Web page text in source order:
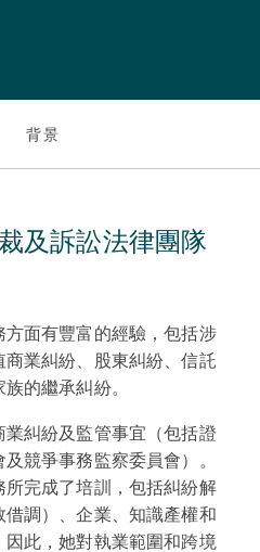
背景
及訴訟法律團隊
面有豐富的經驗，包括涉
業糾紛、股東糾紛、信託
的繼承糾紛。
糾紛及監管事宜（包括證
競爭事務監察委員會）。
完成了培訓，包括糾紛解
調）、企業、知識產權和
此，她對執業範圍和跨境